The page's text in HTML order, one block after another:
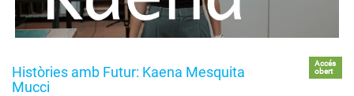
Històries amb Futur: Kaena Mesquita
Mucci
Accés
obert